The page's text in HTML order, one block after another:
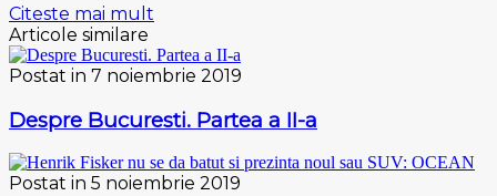
Citeste mai mult
Articole similare
Postat in 7 noiembrie 2019
Despre Bucuresti. Partea a II-a
Postat in 5 noiembrie 2019